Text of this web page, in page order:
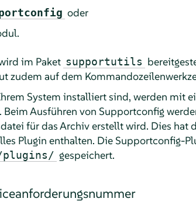
oder
im Paket supportutils
zudem auf dem
System installiert sind, werden mit
Ausführen von Supportconfig
für das Archiv erstellt wird. Dies hat
Plugin enthalten. Die Supportconfig-
gespeichert.